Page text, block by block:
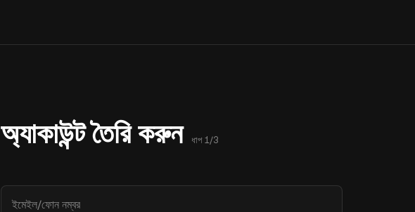
অ্যাকাউন্ট তৈরি করুন ধাপ 1/3
ইমেইল/ফোন নম্বর